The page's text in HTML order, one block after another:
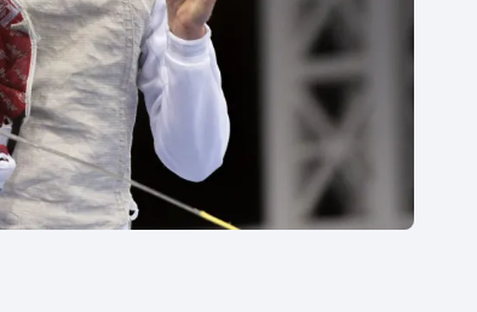
Plavání
Plážový volejbal
Ostatní